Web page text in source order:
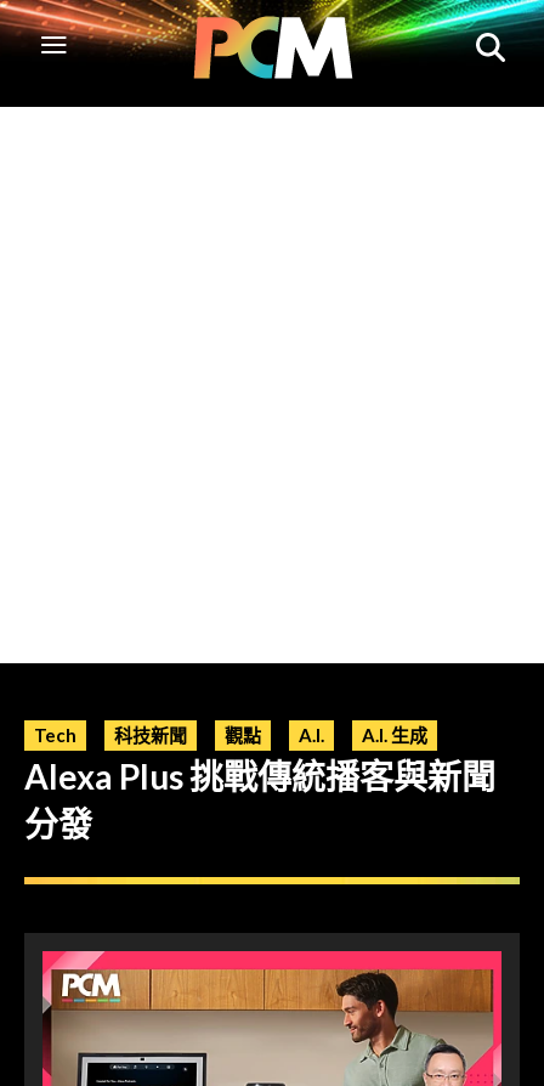
Tech 科技新聞 觀點 A.I. A.I. 生成
Alexa Plus 挑戰傳統播客與新聞
分發